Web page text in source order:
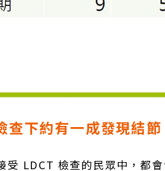
查下約有一成發現結節
受 LDCT 檢查的民眾中，都